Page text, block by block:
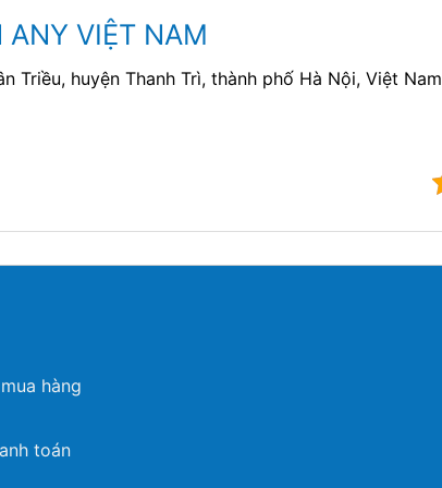
ANY VIỆT NAM
Triều, huyện Thanh Trì, thành phố Hà Nội, Việt Nam
hàng
toán